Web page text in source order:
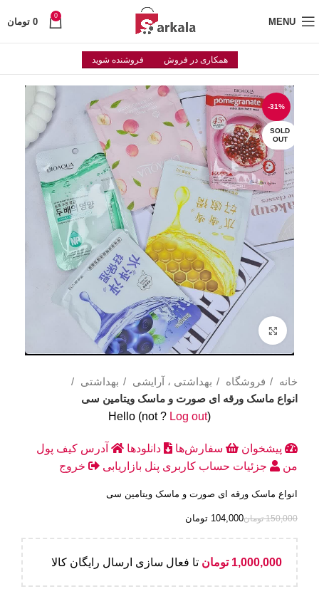
MENU
0
0 تومان
همکاری در فروش فروشنده شوید
-31%
SOLD
OUT
Click to enlarge
خانه فروشگاه بهداشتی ، آرایشی
بهداشتی
انواع ماسک ورقه ای صورت و ماسک ویتامین سی
Hello (not? Log out)
پیشخوان سفارش‌ها دانلودها آدرس کیف پول
من
جزئیات حساب کاربری پنل بازاریابی خروج
انواع ماسک ورقه ای صورت و ماسک ویتامین سی
150,000 تومان104,000 تومان
1,000,000 تومان تا فعال سازی ارسال رایگان کالا